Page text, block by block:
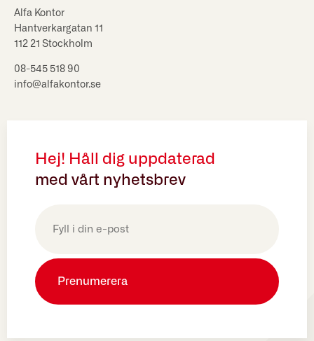
Alfa Kontor
Hantverkargatan 11
112 21 Stockholm
08-545 518 90
info@alfakontor.se
Hej! Håll dig uppdaterad
med vårt nyhetsbrev
(Obligatoriskt)